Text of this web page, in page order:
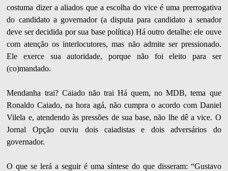
costuma dizer a aliados que a escolha do vice é uma prerrogativa
do candidato a governador (a disputa para candidato a senador
deve ser decidida por sua base política) Há outro detalhe: ele ouve
com atenção os interlocutores, mas não admite ser pressionado.
Ele exerce sua autoridade, porque não foi eleito para ser
(co)mandado.
Mendanha trai? Caiado não trai Há quem, no MDB, tema que
Ronaldo Caiado, na hora agá, não cumpra o acordo com Daniel
Vilela e, atendendo às pressões de sua base, não lhe dê a vice. O
Jornal Opção ouviu dois caiadistas e dois adversários do
governador.
O que se lerá a seguir é uma síntese do que disseram: “Gustavo